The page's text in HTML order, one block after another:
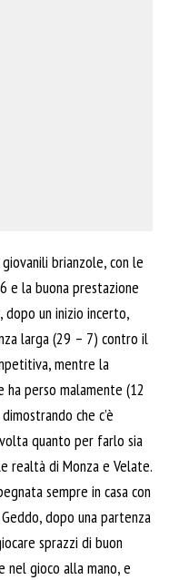
brianzole, con le
e la buona prestazione
dopo un inizio incerto,
larga (29 – 7) contro il
mentre la
perso malamente (12
che c’è
quanto per farlo sia
realtà di Monza e Velate.
sempre in casa con
dopo una partenza
sprazzi di buon
nel gioco alla mano, e